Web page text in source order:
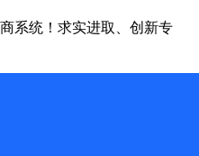
系统！求实进取、创新专